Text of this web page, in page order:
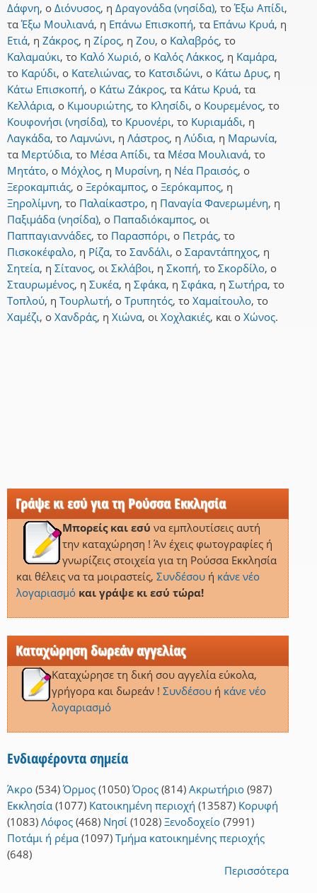
Δάφνη, ο Διόνυσος, η Δραγονάδα (νησίδα), το Έξω Απίδι,
τα Έξω Μουλιανά, η Επάνω Επισκοπή, τα Επάνω Κρυά, η
Ετιά, η Ζάκρος, η Ζίρος, η Ζου, ο Καλαβρός, το
Καλαμαύκι, το Καλό Χωριό, ο Καλός Λάκκος, η Καμάρα,
το Καρύδι, ο Κατελιώνας, το Κατσιδώνι, ο Κάτω Δρυς, η
Κάτω Επισκοπή, ο Κάτω Ζάκρος, τα Κάτω Κρυά, τα
Κελλάρια, ο Κιμουριώτης, το Κλησίδι, ο Κουρεμένος, το
Κουφονήσι (νησίδα), το Κρυονέρι, το Κυριαμάδι, η
Λαγκάδα, το Λαμνώνι, η Λάστρος, η Λύδια, η Μαρωνία,
τα Μερτύδια, το Μέσα Απίδι, τα Μέσα Μουλιανά, το
Μητάτο, ο Μόχλος, η Μυρσίνη, η Νέα Πραισός, ο
Ξεροκαμπιάς, ο Ξερόκαμπος, ο Ξερόκαμπος, η
Ξηρολίμνη, το Παλαίκαστρο, η Παναγία Φανερωμένη, η
Παξιμάδα (νησίδα), ο Παπαδιόκαμπος, οι
Παππαγιαννάδες, το Παρασπόρι, ο Πετράς, το
Πισκοκέφαλο, η Ρίζα, το Σανδάλι, ο Σαραντάπηχος, η
Σητεία, η Σίτανος, οι Σκλάβοι, η Σκοπή, το Σκορδίλο, ο
Σταυρωμένος, η Συκέα, η Σφάκα, η Σφάκα, η Σωτήρα, το
Τοπλού, η Τουρλωτή, ο Τρυπητός, το Χαμαίτουλο, το
Χαμέζι, ο Χανδράς, η Χιώνα, οι Χοχλακιές, και ο Χώνος.
Γράψε κι εσύ για τη Ρούσσα Εκκλησία
Μπορείς και εσύ να εμπλουτίσεις αυτή
την καταχώρηση ! Άν έχεις φωτογραφίες ή
γνωρίζεις στοιχεία για τη Ρούσσα Εκκλησία
και θέλεις να τα μοιραστείς, Συνδέσουή κάνε νέο
λογαριασμό και γράψε κι εσύ τώρα!
Καταχώρηση δωρεάν αγγελίας
Καταχώρησε τη δική σου αγγελία εύκολα,
γρήγορα και δωρεάν ! Συνδέσουή κάνε νέο
λογαριασμό
Ενδιαφέροντα σημεία
Άκρο (534) Όρμος (1050) Όρος (814) Ακρωτήριο (987)
Εκκλησία (1077) Κατοικημένη περιοχή (13587) Κορυφή
(1083) Λόφος (468) Νησί (1028) Ξενοδοχείο (7991)
Ποτάμι ή ρέμα (1097) Τμήμα κατοικημένης περιοχής
(648)
Περισσότερα